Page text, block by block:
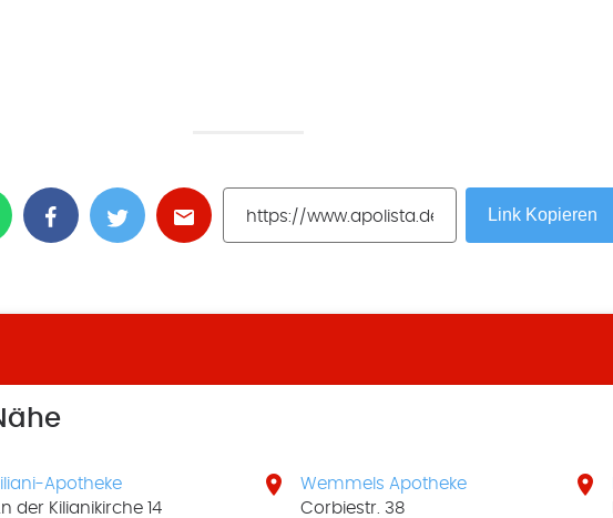
Link Kopieren
Apotheke
der Kilianikirche 14

Wemmels Apotheke
Corbiestr. 38
